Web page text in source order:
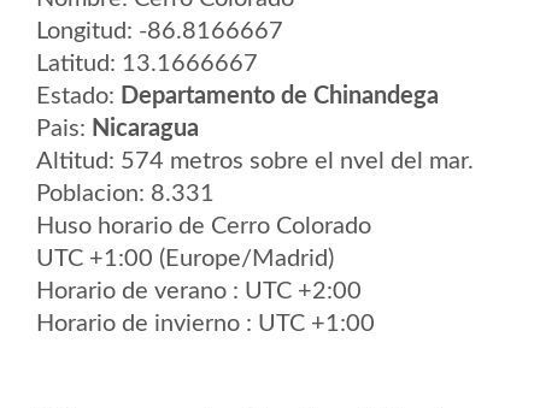
Longitud: -86.8166667
Latitud: 13.1666667
Estado: Departamento de Chinandega
Pais: Nicaragua
Altitud: 574 metros sobre el nvel del mar.
Poblacion: 8.331
Huso horario de Cerro Colorado
UTC +1:00 (Europe/Madrid)
Horario de verano : UTC +2:00
Horario de invierno : UTC +1:00